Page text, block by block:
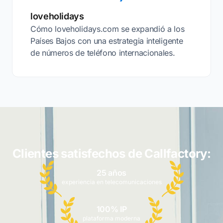
loveholidays
Cómo loveholidays.com se expandió a los
Países Bajos con una estrategia inteligente
de números de teléfono internacionales.
Clientes satisfechos de Callfactory:
25 años
experiencia en telecomunicaciones
100% IP
plataforma moderna